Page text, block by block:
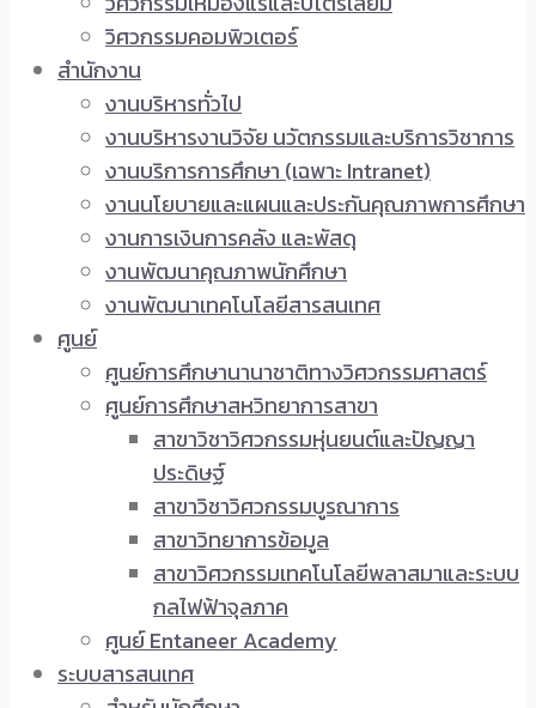
วิศวกรรมคอมพิวเตอร์
สำนักงาน
งานบริหารทั่วไป
งานบริหารงานวิจัย นวัตกรรมและบริการวิชาการ
งานบริการการศึกษา (เฉพาะ Intranet)
งานนโยบายและแผนและประกันคุณภาพการศึกษา
งานการเงินการคลัง และพัสดุ
งานพัฒนาคุณภาพนักศึกษา
งานพัฒนาเทคโนโลยีสารสนเทศ
ศูนย์
ศูนย์การศึกษานานาชาติทางวิศวกรรมศาสตร์
ศูนย์การศึกษาสหวิทยาการสาขา
สาขาวิชาวิศวกรรมหุ่นยนต์และปัญญา
ประดิษฐ์
สาขาวิชาวิศวกรรมบูรณาการ
สาขาวิทยาการข้อมูล
สาขาวิศวกรรมเทคโนโลยีพลาสมาและระบบ
กลไฟฟ้าจุลภาค
ศูนย์ Entaneer Academy
ระบบสารสนเทศ